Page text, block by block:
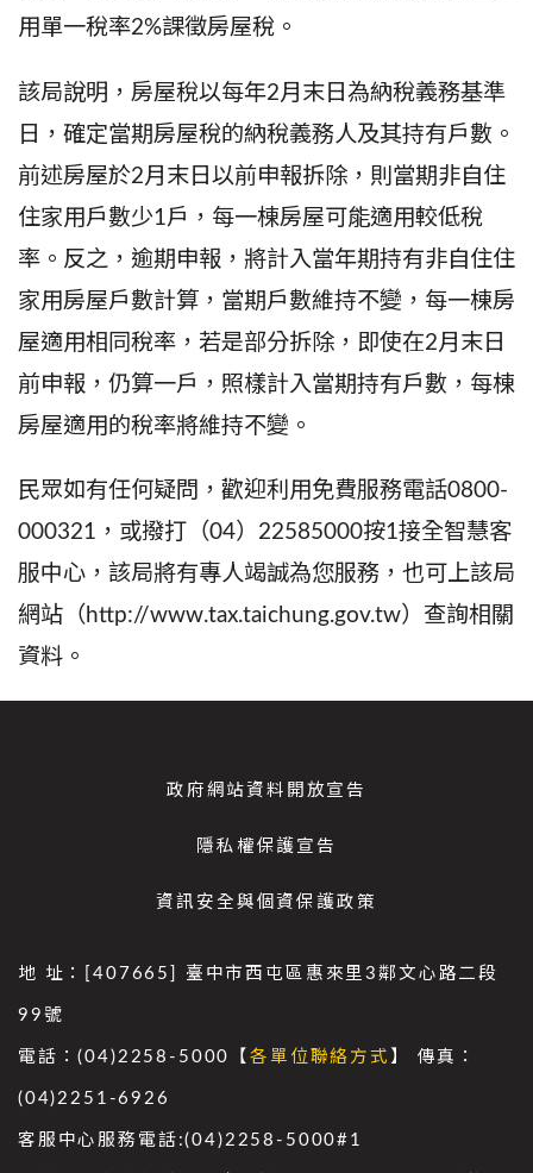
用單一稅率2%課徵房屋稅。
該局說明，房屋稅以每年2月末日為納稅義務基準
日，確定當期房屋稅的納稅義務人及其持有戶數。
前述房屋於2月末日以前申報拆除，則當期非自住
住家用戶數少1戶，每一棟房屋可能適用較低稅
率。反之，逾期申報，將計入當年期持有非自住住
家用房屋戶數計算，當期戶數維持不變，每一棟房
屋適用相同稅率，若是部分拆除，即使在2月末日
前申報，仍算一戶，照樣計入當期持有戶數，每棟
房屋適用的稅率將維持不變。
民眾如有任何疑問，歡迎利用免費服務電話0800-
000321，或撥打（04）22585000按1接全智慧客
服中心，該局將有專人竭誠為您服務，也可上該局
網站（http://www.tax.taichung.gov.tw）查詢相關
資料。
政府網站資料開放宣告
隱私權保護宣告
資訊安全與個資保護政策
地 址：[407665] 臺中市西屯區惠來里3鄰文心路二段
99號
電話：(04)2258-5000【各單位聯絡方式 】 傳真：
(04)2251-6926
客服中心服務電話:(04)2258-5000#1